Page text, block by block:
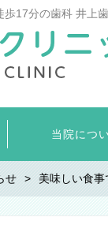
17分の歯科 井上
当院につ
せ 美味しい食事